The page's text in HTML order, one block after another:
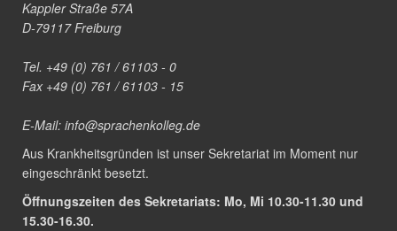
Kappler Straße 57A
D-79117 Freiburg
Tel. +49 (0) 761 / 61103 - 0
Fax +49 (0) 761 / 61103 - 15
E-Mail: info@sprachenkolleg.de
Aus Krankheitsgründen ist unser Sekretariat im Moment nur
eingeschränkt besetzt.
Öffnungszeiten des Sekretariats: Mo, Mi 10.30-11.30 und
15.30-16.30.